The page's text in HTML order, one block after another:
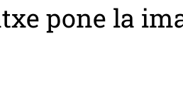
pone la